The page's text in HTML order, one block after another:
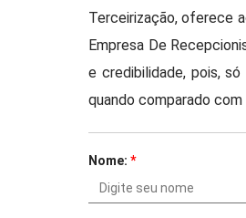
Terceirização, oferece
Empresa De
e credibilidade, pois, só
quando comparado
Nome:*